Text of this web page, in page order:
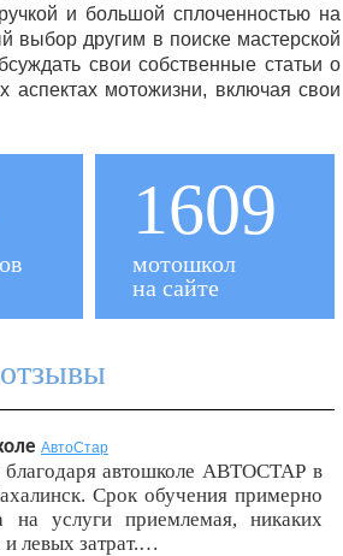
и большой сплоченностью на
выбор другим в поиске мастерской
свои собственные статьи о
аспектах мотожизни, включая свои
1609
мотошкол
на сайте
АвтоСтар
благодаря автошколе АВТОСТАР в
Срок обучения примерно
услуги приемлемая, никаких
левых затрат.…